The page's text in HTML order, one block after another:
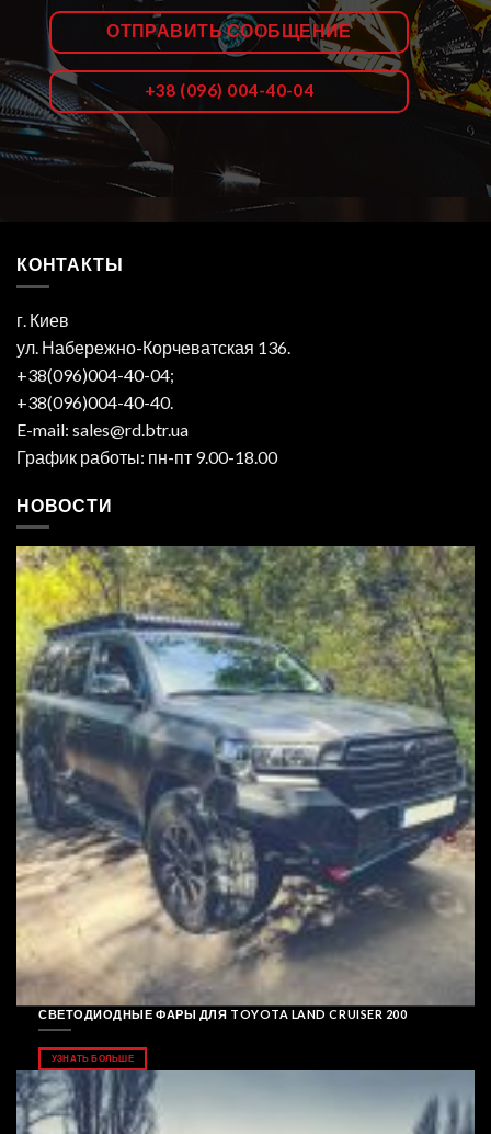
ОТПРАВИТЬ СООБЩЕНИЕ
+38 (096) 004-40-04
КОНТАКТЫ
г. Киев
ул. Набережно-Корчеватская 136.
+38(096)004-40-04;
+38(096)004-40-40.
E-mail: sales@rd.btr.ua
График работы: пн-пт 9.00-18.00
НОВОСТИ
СВЕТОДИОДНЫЕ ФАРЫ ДЛЯ TOYOTA LAND CRUISER 200
УЗНАТЬ БОЛЬШЕ